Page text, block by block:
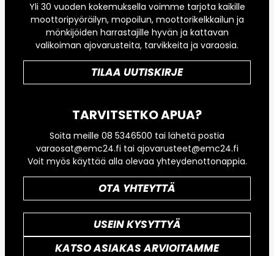
Yli 30 vuoden kokemuksella voimme tarjota kaikille
moottoripyöräilyn, mopoilun, moottorikelkkailun ja
mönkijöiden harrastajille hyvän ja kattavan
valikoiman ajovarusteita, tarvikkeita ja varaosia.
TILAA UUTISKIRJE
TARVITSETKO APUA?
Soita meille 08 5346500 tai lähetä postia
varaosat@emc24.fi tai ajovarusteet@emc24.fi
Voit myös käyttää alla olevaa yhteydenottonappia.
OTA YHTEYTTÄ
USEIN KYSYTTYÄ
KATSO ASIAKAS ARVIOITAMME